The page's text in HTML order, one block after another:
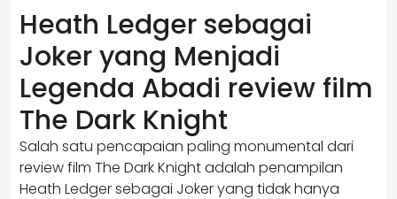
Heath Ledger sebagai
Joker yang Menjadi
Legenda Abadi review film
The Dark Knight
Salah satu pencapaian paling monumental dari
review film The Dark Knight adalah penampilan
Heath Ledger sebagai Joker yang tidak hanya